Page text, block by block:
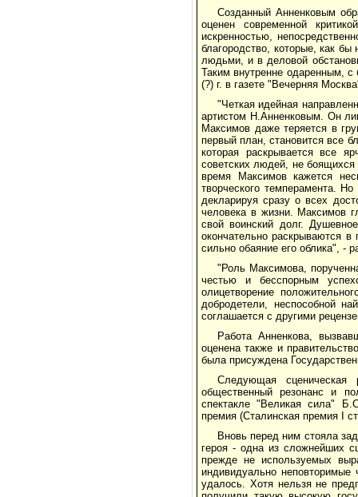
Созданный Анненковым
оценен современной
искренностью,
благородство, которые, как
людьми, и в деловой
Таким внутренне одаренным,
(?) г. в газете "Вечерняя
"Четкая идейная
артистом Н.Анненковым. Он
Максимов даже теряется в
первый план, становится все
которая раскрывается все
советских людей, не
время Максимов кажется
творческого темперамента.
декларируя сразу о всех
человека в жизни. Максимов
свой воинский долг.
окончательно раскрываются
сильно обаяние его облика", -
"Роль Максимова,
честью и бесспорным
олицетворение
добродетели, неспособной
соглашается с другими
Работа Анненкова,
оценена также и
была присуждена
Следующая сценическая
общественный резонанс и
спектакле "Великая сила"
премия (Сталинская премия I
Вновь перед ним стояла
героя - одна из сложнейших
прежде не используемых
индивидуально
удалось. Хотя нельзя не